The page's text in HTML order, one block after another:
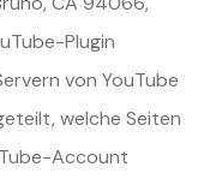
Plugin
von YouTube
welche Seiten
Account